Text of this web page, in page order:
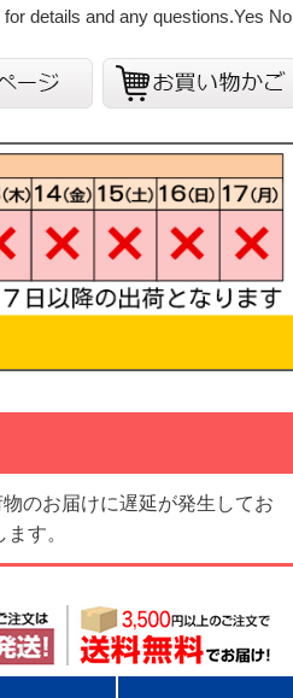
のお届けに遅延が発生してお
す。
details and any questions.Yes No